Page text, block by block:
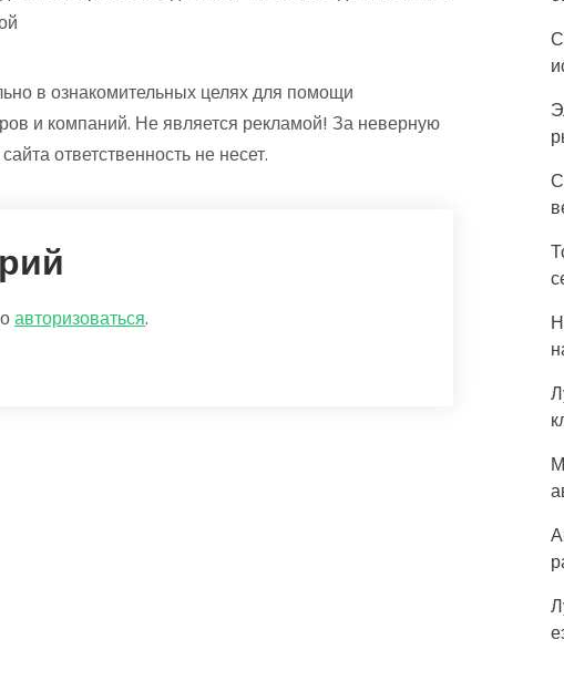
в ознакомительных целях для помощи
и компаний. Не является рекламой! За неверную
ответственность не несет.
авторизоваться.